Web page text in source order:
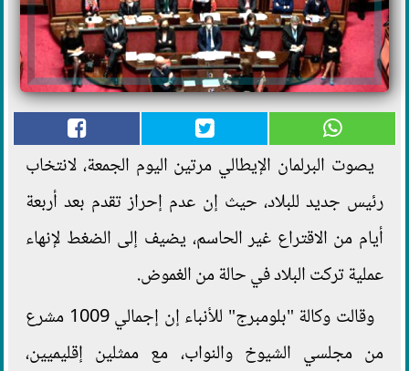
يصوت البرلمان الإيطالي مرتين اليوم الجمعة، لانتخاب
رئيس جديد للبلاد، حيث إن عدم إحراز تقدم بعد أربعة
أيام من الاقتراع غير الحاسم، يضيف إلى الضغط لإنهاء
عملية تركت البلاد في حالة من الغموض.
وقالت وكالة "بلومبرج" للأنباء إن إجمالي 1009 مشرع
من مجلسي الشيوخ والنواب، مع ممثلين إقليميين،